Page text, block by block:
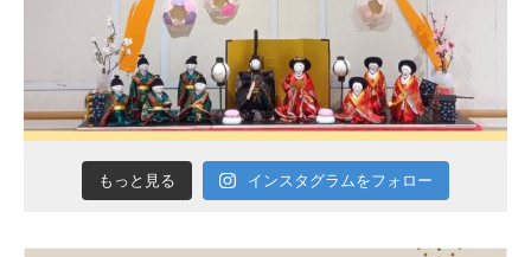
もっと見る インスタグラムをフォロー